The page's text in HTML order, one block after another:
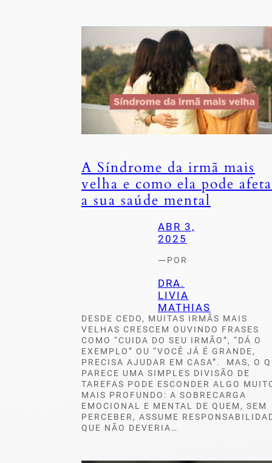
A Síndrome da irmã mais
velha e como ela pode
a sua saúde mental
ABR 3,
2025
—POR
DRA.
LIVIA
MATHIAS
DESDE CEDO, MUITAS IRMÃS MAIS
VELHAS CRESCEM OUVINDO FRASES
COMO “CUIDA DO SEU IRMÃO”, “DÁ O
EXEMPLO” OU “VOCÊ JÁ É GRANDE,
PRECISA AJUDAR EM CASA”. MAS, O
PARECE UMA SIMPLES DIVISÃO DE
TAREFAS PODE ESCONDER ALGO
MAIS PROFUNDO: A SOBRECARGA
EMOCIONAL E MENTAL DE QUEM, SEM
PERCEBER, ASSUME
QUE NÃO DEVERIA…